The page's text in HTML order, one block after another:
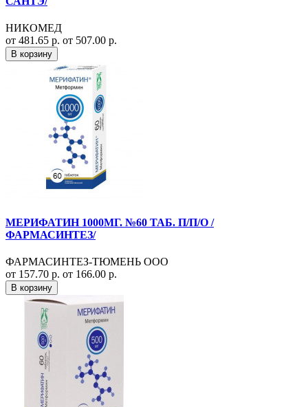
НИКОМЕД
от 481.65 р. от 507.00 р.
В корзину
МЕРИФАТИН 1000МГ. №60 ТАБ. П/П/О /
ФАРМАСИНТЕЗ/
ФАРМАСИНТЕЗ-ТЮМЕНЬ ООО
от 157.70 р. от 166.00 р.
В корзину